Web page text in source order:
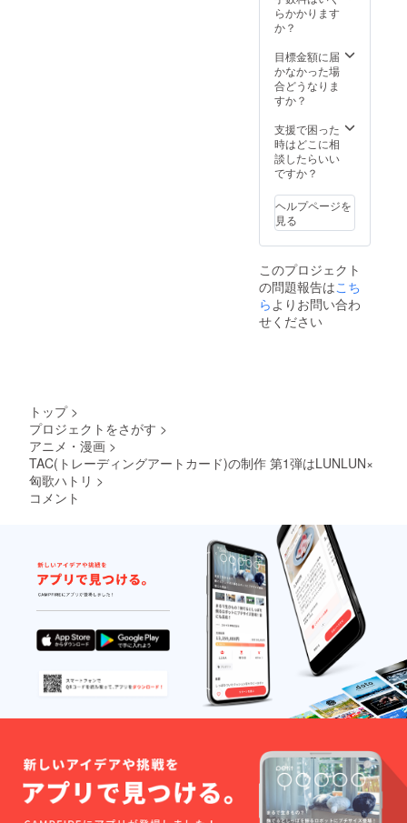
限定生産のた
め、キズや汚
れ、擦れなどに
よる交換はでき
ません。
類はそろいませ
ん。 ◆スペシャ
カード等の封入
率は総生産数に
対する割合であ
り、それぞれの
スの中に必ずそ
の比率で平均し
て出現すること
を保証するもの
ではありませ
ん。 ◆商品制作
中につき、カー
ドデザインや
パッケージ、
カード構成が予
告なく変更とな
る場合がござい
ます。あらかじ
めご了承くださ
ございます。(モ
ノクロ/アクリル
ラー) ◆1ボック
スあたり平均で1
枚以上の直筆サ
インカードもし
出現する予定で
す。 ◆1パック
にはカードがラ
ンダムに5枚入っ
パック、1ボック
スでカード全種
類はそろいませ
ん。 ◆スペシャ
ルインサート
カード等の封入
率は総生産数に
対する割合であ
り、それぞれの
パッケージ、
ます。あらかじ
めご了承くださ
い。 ◆本商品は
限定生産のた
め、キズや汚
れ、擦れなどに
よる交換はでき
ません。
らかかります
か？
目標金額に届
かなかった場
合どうなりま
すか？
支援で困った
時はどこに相
談したらいい
ですか？
ヘルプページを
見る
このプロジェクト
の問題報告はこち
ら よりお問い合わ
せください
トップ >
プロジェクトをさがす >
アニメ・漫画 >
TAC(トレーディングアートカード)の制作 第1弾はLUNLUN×
匈歌ハトリ >
コメント